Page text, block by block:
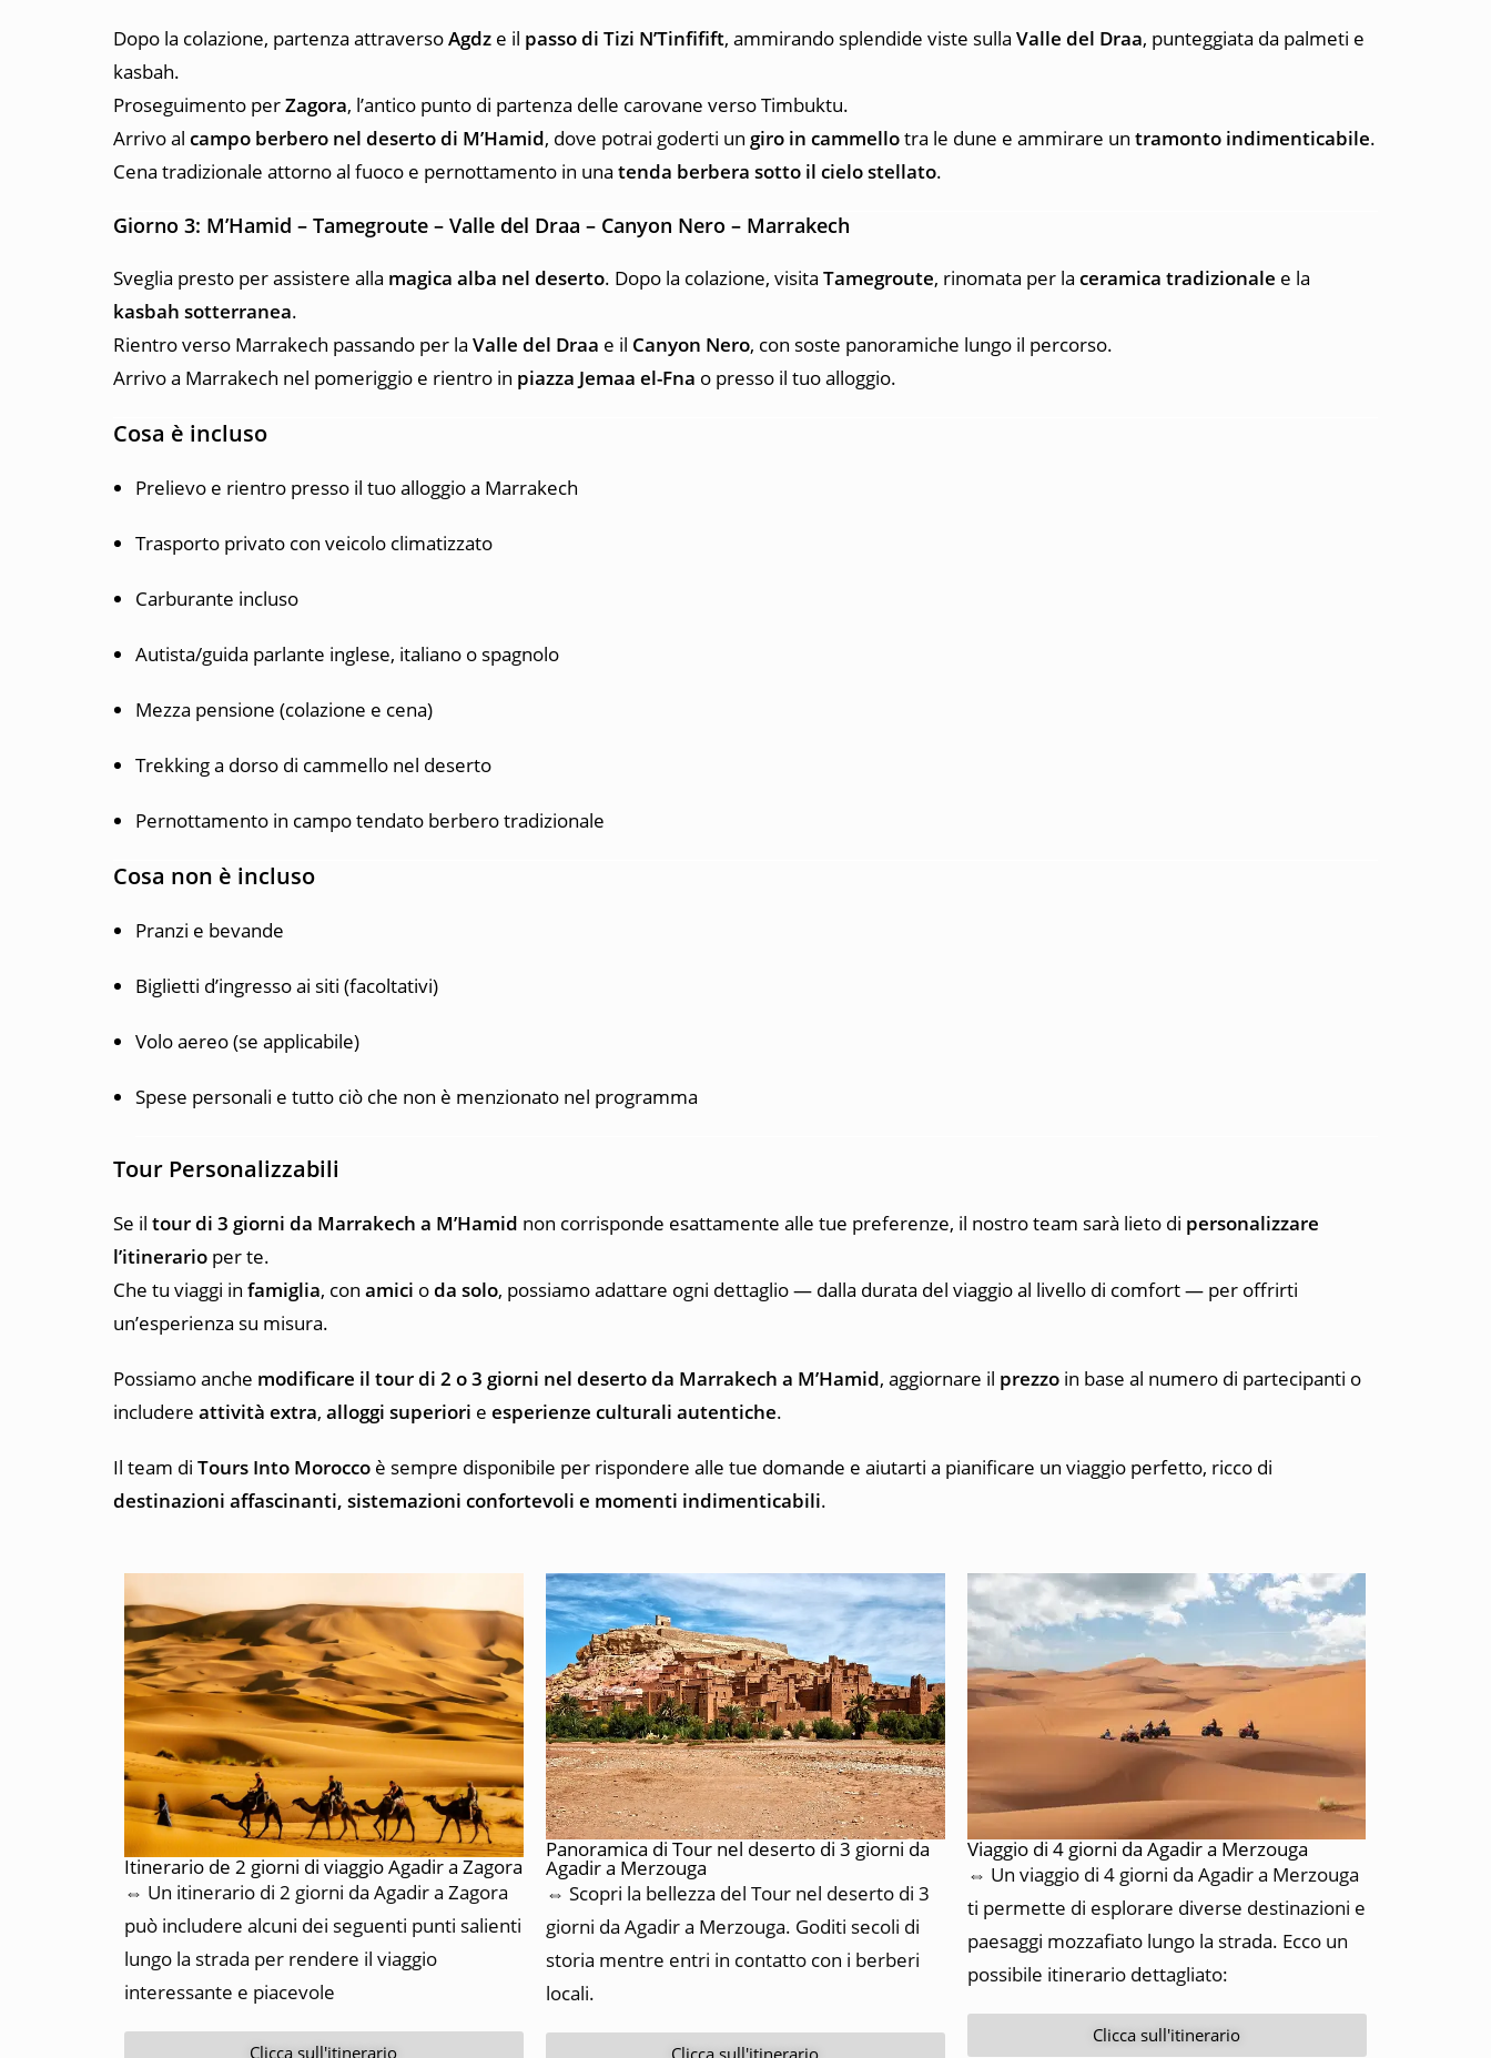
Dopo la colazione, partenza attraversoAgdz e il passo di Tizi N’Tinfifift, ammirando splendide viste sulla Valle del Draa, punteggiata da palmeti e
kasbah.
Proseguimento perZagora, l’antico punto di partenza delle carovane verso Timbuktu.
Arrivo al campo berbero nel deserto di M’Hamid, dove potrai goderti un giro in cammellotra le dune e ammirare un tramonto indimenticabile.
Cena tradizionale attorno al fuoco e pernottamento in una tenda berbera sotto il cielo stellato.
Giorno 3: M’Hamid – Tamegroute – Valle del Draa – Canyon Nero – Marrakech
Sveglia presto per assistere alla magica alba nel deserto. Dopo la colazione, visita Tamegroute, rinomata per la ceramica tradizionale e la
kasbah sotterranea.
Rientro verso Marrakech passando per la Valle del Draa e il Canyon Nero, con soste panoramiche lungo il percorso.
Arrivo a Marrakech nel pomeriggio e rientro in piazza Jemaa el-Fna o presso il tuo alloggio.
Cosa è incluso
Prelievo e rientro presso il tuo alloggio a Marrakech
Trasporto privato con veicolo climatizzato
Carburante incluso
Autista/guida parlante inglese, italiano o spagnolo
Mezza pensione (colazione e cena)
Trekking a dorso di cammello nel deserto
Pernottamento in campo tendato berbero tradizionale
Cosa non è incluso
Pranzi e bevande
Biglietti d’ingresso ai siti (facoltativi)
Volo aereo (se applicabile)
Spese personali e tutto ciò che non è menzionato nel programma
Tour Personalizzabili
Se il tour di 3 giorni da Marrakech a M’Hamid non corrisponde esattamente alle tue preferenze, il nostro team sarà lieto di personalizzare
l’itinerario per te.
Che tu viaggi in famiglia, con amici oda solo, possiamo adattare ogni dettaglio — dalla durata del viaggio al livello di comfort — per offrirti
un’esperienza su misura.
Possiamo anche modificare il tour di 2 o 3 giorni nel deserto da Marrakech a M’Hamid, aggiornare il prezzo in base al numero di partecipanti o
includere attività extra, alloggi superiori e esperienze culturali autentiche.
Il team di Tours Into Morocco è sempre disponibile per rispondere alle tue domande e aiutarti a pianificare un viaggio perfetto, ricco di
destinazioni affascinanti, sistemazioni confortevoli e momenti indimenticabili.
Itinerario de 2 giorni di viaggio Agadir a Zagora
⇔ Un itinerario di 2 giorni da Agadir a Zagora
può includere alcuni dei seguenti punti salienti
lungo la strada per rendere il viaggio
interessante e piacevole
Clicca sull'itinerario
Panoramica di Tour nel deserto di 3 giorni da
Agadir a Merzouga
⇔ Scopri la bellezza del Tour nel deserto di 3
giorni da Agadir a Merzouga. Goditi secoli di
storia mentre entri in contatto con i berberi
locali.
Clicca sull'itinerario
Viaggio di 4 giorni da Agadir a Merzouga
⇔ Un viaggio di 4 giorni da Agadir a Merzouga
ti permette di esplorare diverse destinazioni e
paesaggi mozzafiato lungo la strada. Ecco un
possibile itinerario dettagliato:
Clicca sull'itinerario